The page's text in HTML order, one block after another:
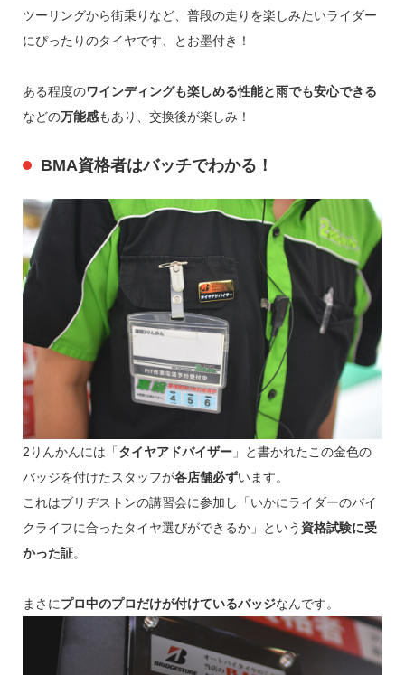
ツーリングから街乗りなど、普段の走りを楽しみたいライダー
にぴったりのタイヤです、とお墨付き！
ある程度のワインディングも楽しめる性能と雨でも安心できる
などの万能感もあり、交換後が楽しみ！
BMA資格者はバッチでわかる！
2りんかんには「タイヤアドバイザー」と書かれたこの金色の
バッジを付けたスタッフが各店舗必ずいます。
これはブリヂストンの講習会に参加し「いかにライダーのバイ
クライフに合ったタイヤ選びができるか」という 資格試験に受
かった証。
まさにプロ中のプロだけが付けているバッジなんです。